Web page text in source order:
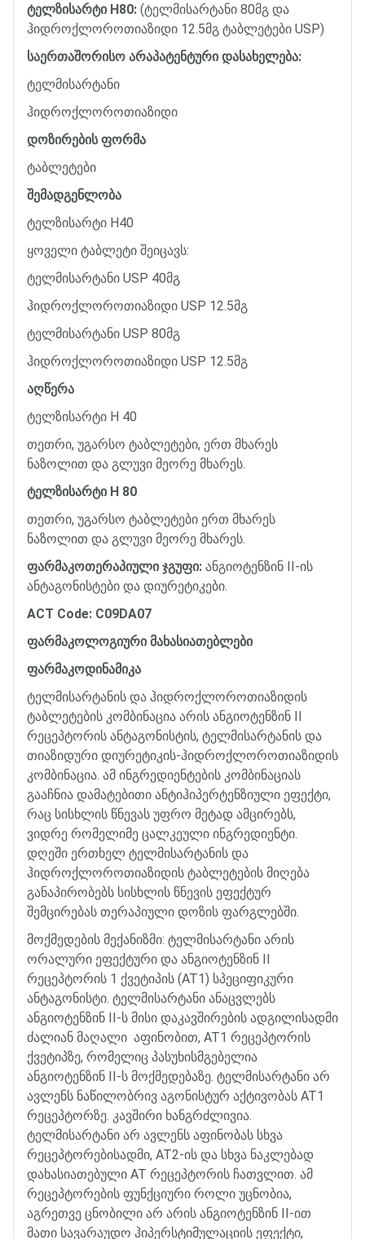
ტელზისარტი H80: (ტელმისარტანი 80მგ და
ჰიდროქლოროთიაზიდი 12.5მგ ტაბლეტები USP)
საერთაშორისო არაპატენტური დასახელება:
ტელმისარტანი
ჰიდროქლოროთიაზიდი
დოზირების ფორმა
ტაბლეტები
შემადგენლობა
ტელზისარტი H40
ყოველი ტაბლეტი შეიცავს:
ტელმისარტანი USP 40მგ
ჰიდროქლოროთიაზიდი USP 12.5მგ
ტელმისარტანი USP 80მგ
ჰიდროქლოროთიაზიდი USP 12.5მგ
აღწერა
ტელზისარტი H 40
თეთრი, უგარსო ტაბლეტები, ერთ მხარეს
ნაზოლით და გლუვი მეორე მხარეს.
ტელზისარტი H 80
თეთრი, უგარსო ტაბლეტები ერთ მხარეს
ნაზოლით და გლუვი მეორე მხარეს.
ფარმაკოთერაპიული ჯგუფი: ანგიოტენზინ II-ის
ანტაგონისტები და დიურეტიკები.
ACT Code: C09DA07
ფარმაკოლოგიური მახასიათებლები
ფარმაკოდინამიკა
ტელმისარტანის და ჰიდროქლოროთიაზიდის
ტაბლეტების კომბინაცია არის ანგიოტენზინ II
რეცეპტორის ანტაგონისტის, ტელმისარტანის და
თიაზიდური დიურეტიკის-ჰიდროქლოროთიაზიდის
კომბინაცია. ამ ინგრედიენტების კომბინაციას
გააჩნია დამატებითი ანტიჰიპერტენზიული ეფექტი,
რაც სისხლის წნევას უფრო მეტად ამცირებს,
ვიდრე რომელიმე ცალკეული ინგრედიენტი.
დღეში ერთხელ ტელმისარტანის და
ჰიდროქლოროთიაზიდის ტაბლეტების მიღება
განაპირობებს სისხლის წნევის ეფექტურ
შემცირებას თერაპიული დოზის ფარგლებში.
მოქმედების მექანიზმი: ტელმისარტანი არის
ორალური ეფექტური და ანგიოტენზინ II
რეცეპტორის 1 ქვეტიპის (AT1) სპეციფიკური
ანტაგონისტი. ტელმისარტანი ანაცვლებს
ანგიოტენზინ II-ს მისი დაკავშირების ადგილისადმი
ძალიან მაღალი აფინობით, AT1 რეცეპტორის
ქვეტიპზე, რომელიც პასუხისმგებელია
ანგიოტენზინ II-ს მოქმედებაზე. ტელმისარტანი არ
ავლენს ნაწილობრივ აგონისტურ აქტივობას AT1
რეცეპტორზე. კავშირი ხანგრძლივია.
ტელმისარტანი არ ავლენს აფინობას სხვა
რეცეპტორებისადმი, AT2-ის და სხვა ნაკლებად
დახასიათებული AT რეცეპტორის ჩათვლით. ამ
რეცეპტორების ფუნქციური როლი უცნობია,
აგრეთვე ცნობილი არ არის ანგიოტენზინ II-ით
მათი სავარაუდო ჰიპერსტიმულაციის ეფექტი,